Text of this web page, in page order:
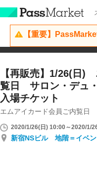
【重要】
【再販売】1/26(日)
覧日 サロン・デュ
入場チケット
エムアイカード会員ご内覧日
2020/1/26(日) 10:00～2020/1/
新宿NSビル 地階＝イベン